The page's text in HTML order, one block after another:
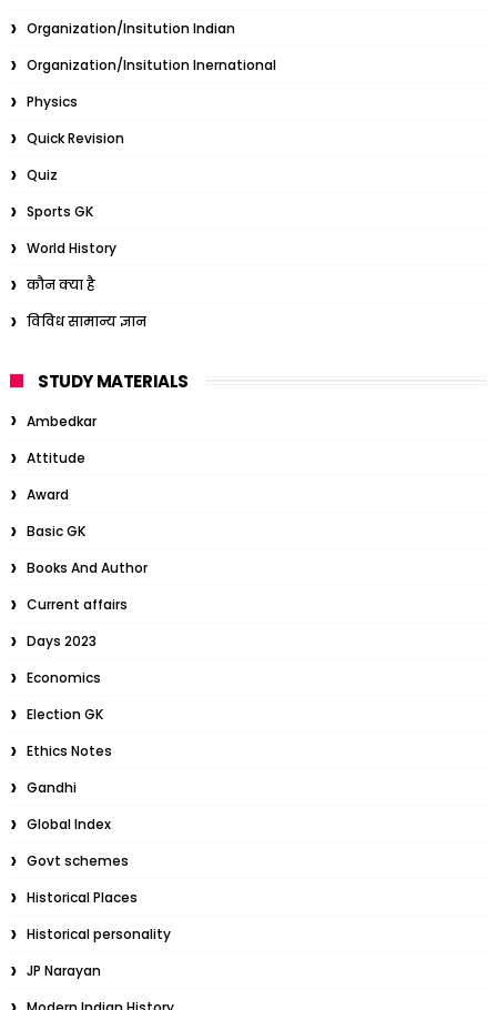
Organization/Insitution Indian
Organization/Insitution Inernational
Physics
Quick Revision
Quiz
Sports GK
World History
कौन क्या है
विविध सामान्य ज्ञान
STUDY MATERIALS
Ambedkar
Attitude
Award
Basic GK
Books And Author
Current affairs
Days 2023
Economics
Election GK
Ethics Notes
Gandhi
Global Index
Govt schemes
Historical Places
Historical personality
JP Narayan